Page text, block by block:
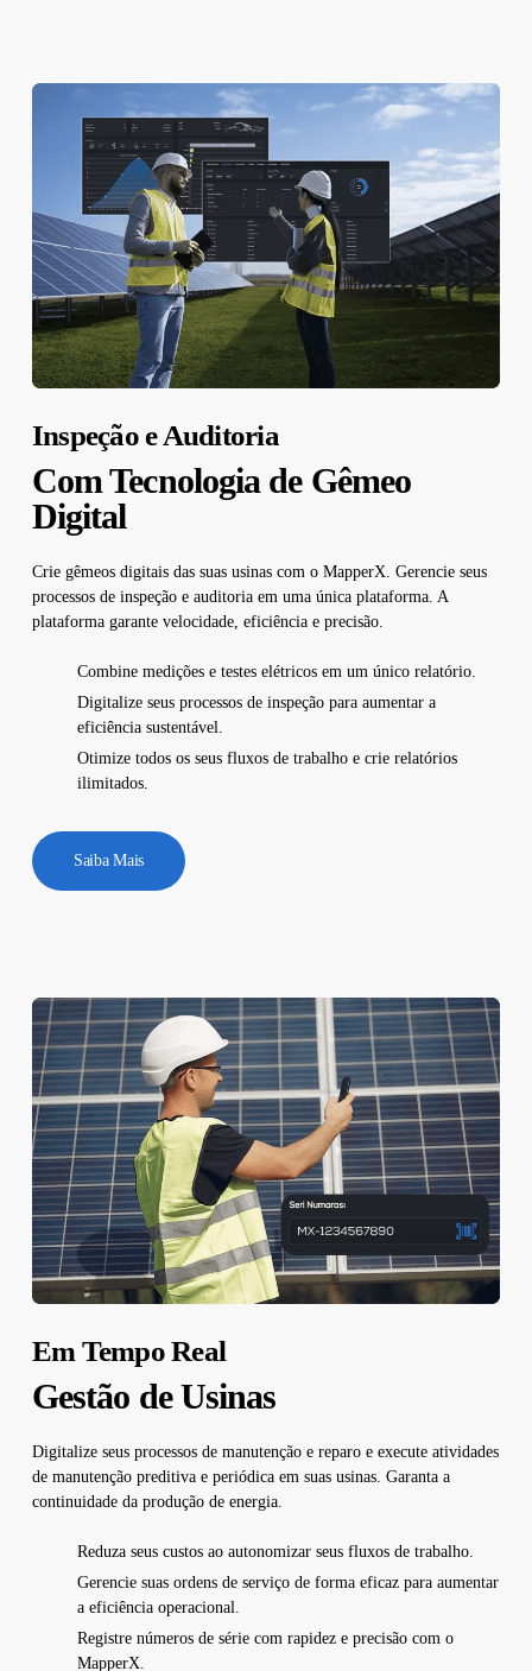
Inspeção e Auditoria
Com Tecnologia de Gêmeo
Digital
Crie gêmeos digitais das suas usinas com o MapperX. Gerencie seus
processos de inspeção e auditoria em uma única plataforma. A
plataforma garante velocidade, eficiência e precisão.
Combine medições e testes elétricos em um único relatório.
Digitalize seus processos de inspeção para aumentar a
eficiência sustentável.
Otimize todos os seus fluxos de trabalho e crie relatórios
ilimitados.
Saiba Mais
Em Tempo Real
Gestão de Usinas
Digitalize seus processos de manutenção e reparo e execute atividades
de manutenção preditiva e periódica em suas usinas. Garanta a
continuidade da produção de energia.
Reduza seus custos ao autonomizar seus fluxos de trabalho.
Gerencie suas ordens de serviço de forma eficaz para aumentar
a eficiência operacional.
Registre números de série com rapidez e precisão com o
MapperX.